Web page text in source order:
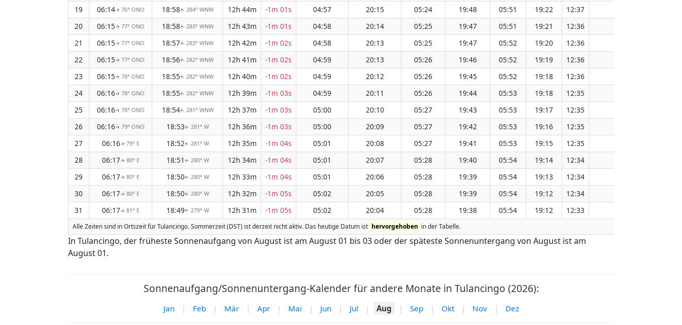
19
06:14↑ 76° ONO 18:58↑ 284° WNW 12h 44m -1m 01s 04:57 20:15 05:24 19:48 05:51 19:22 12:37
20
06:15↑ 77° ONO 18:58↑ 283° WNW 12h 43m -1m 01s 04:58 20:14 05:25 19:47 05:51 19:21 12:36
21
06:15↑ 77° ONO 18:57↑ 283° WNW 12h 42m -1m 02s 04:58 20:13 05:25 19:47 05:52 19:20 12:36
22
06:15↑ 77° ONO 18:56↑ 282° WNW 12h 41m -1m 02s 04:59 20:13 05:26 19:46 05:52 19:19 12:36
23
06:15↑ 78° ONO 18:55↑ 282° WNW 12h 40m -1m 02s 04:59 20:12 05:26 19:45 05:52 19:18 12:36
24
06:16↑ 78° ONO 18:55↑ 282° WNW 12h 39m -1m 03s 04:59 20:11 05:26 19:44 05:53 19:18 12:35
25
06:16↑ 78° ONO 18:54↑ 281° WNW 12h 37m -1m 03s 05:00 20:10 05:27 19:43 05:53 19:17 12:35
26
06:16↑ 79° ONO 18:53↑ 281° W 12h 36m -1m 03s 05:00 20:09 05:27 19:42 05:53 19:16 12:35
27
06:16↑ 79° E 18:52↑ 281° W 12h 35m -1m 04s 05:01 20:08 05:27 19:41 05:53 19:15 12:35
28
06:17↑ 80° E 18:51 ↑ 280° W 12h 34m -1m 04s 05:01 20:07 05:28 19:40 05:54 19:14 12:34
29
06:17↑ 80° E 18:50↑ 280° W 12h 33m -1m 04s 05:01 20:06 05:28 19:39 05:54 19:13 12:34
30
06:17↑ 80° E 18:50↑ 280° W 12h 32m -1m 05s 05:02 20:05 05:28 19:39 05:54 19:12 12:34
31
06:17↑ 81° E 18:49↑ 279° W 12h 31m -1m 05s 05:02 20:04 05:28 19:38 05:54 19:12 12:33
Alle Zeiten sind in Ortszeit für Tulancingo. Sommerzeit (DST) ist derzeit nicht aktiv. Das heutige Datum ist hervorgehoben in der Tabelle.
In Tulancingo, der früheste Sonnenaufgang von August ist am August 01 bis 03 oder der späteste Sonnenuntergang von August ist am
August 01.
Sonnenaufgang/Sonnenuntergang-Kalender für andere Monate in Tulancingo (2026):
Jan | Feb | Mär | Apr | Mai | Jun | Jul | Aug | Sep | Okt | Nov | Dez